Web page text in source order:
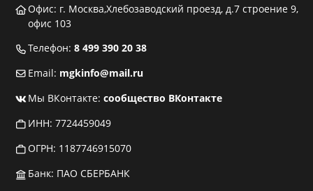
Офис: г. Москва,Хлебозаводский проезд, д.7 строение 9,
офис 103
Телефон: 8 499 390 20 38
Email: mgkinfo@mail.ru
Мы ВКонтакте: сообщество ВКонтакте
ИНН: 7724459049
ОГРН: 1187746915070
Банк: ПАО СБЕРБАНК